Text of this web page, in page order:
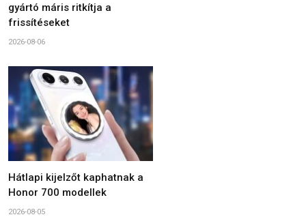
gyártó máris ritkítja a
frissítéseket
2026-08-06
Hátlapi kijelzőt kaphatnak a
Honor 700 modellek
2026-08-05